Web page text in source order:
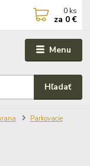
Menu
Hľadať
0 ks
za 0 €
Parkovacie